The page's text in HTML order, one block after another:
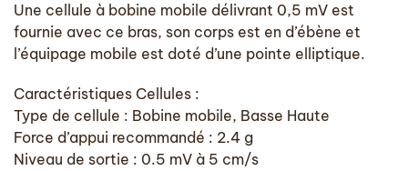
Une cellule à bobine mobile délivrant 0,5 mV est
fournie avec ce bras, son corps est en d’ébène et
l’équipage mobile est doté d’une pointe elliptique.
Caractéristiques Cellules :
Type de cellule : Bobine mobile, Basse Haute
Force d’appui recommandé : 2.4 g
Niveau de sortie : 0.5 mV à 5 cm/s